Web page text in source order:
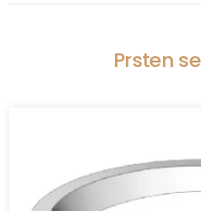
Prsten